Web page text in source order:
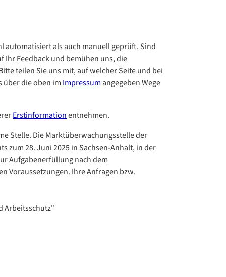
automatisiert als auch manuell geprüft. Sind
Ihr Feedback und bemühen uns, die
teilen Sie uns mit, auf welcher Seite und bei
über die oben im Impressum angegeben Wege
Erstinformationentnehmen.
Stelle. Die Marktüberwachungsstelle der
zum 28. Juni 2025 in Sachsen-Anhalt, in der
Aufgabenerfüllung nach dem
Voraussetzungen. Ihre Anfragen bzw.
Arbeitsschutz"